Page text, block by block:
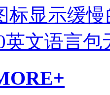
标显示缓
英文语言